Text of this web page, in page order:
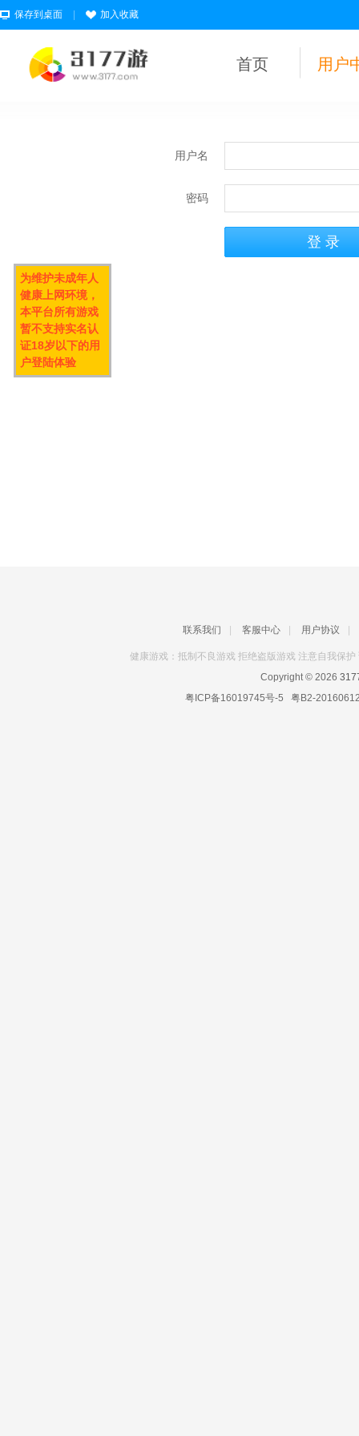
保存到桌面 加入收藏
首页 用户
用户名
密码
联系我们 客服中心 用户协议
健康游戏：抵制不良游戏 拒绝盗版游戏 注意自我保
Copyright © 2026
粤ICP备16019745号-5 粤B2-
为维护未成年人
健康上网环境，
本平台所有游戏
暂不支持实名认
证18岁以下的用
户登陆体验